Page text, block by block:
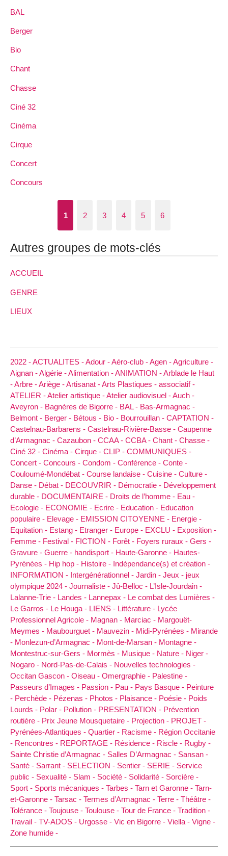
BAL
Berger
Bio
Chant
Chasse
Ciné 32
Cinéma
Cirque
Concert
Concours
1 2 3 4 5 6
Autres groupes de mots-clés
ACCUEIL
GENRE
LIEUX
2022 -ACTUALITES -Adour -Aéro-club -Agen -Agriculture -
Aignan -Algérie -Alimentation -ANIMATION -Arblade le Haut
-Arbre -Ariège -Artisanat -Arts Plastiques - associatif -
ATELIER -Atelier artistique -Atelier audiovisuel -Auch -
Aveyron - Bagnères de Bigorre - BAL - Bas-Armagnac -
Belmont - Berger - Bétous - Bio - Bourrouillan - CAPTATION -
Castelnau-Barbarens - Castelnau-Rivière-Basse - Caupenne
d’Armagnac - Cazaubon - CCAA - CCBA - Chant - Chasse -
Ciné 32 - Cinéma - Cirque - CLIP - COMMUNIQUES -
Concert - Concours - Condom - Conférence - Conte -
Couloumé-Mondébat - Course landaise - Cuisine - Culture -
Danse - Débat - DECOUVRIR - Démocratie - Développement
durable - DOCUMENTAIRE - Droits de l’homme - Eau -
Ecologie - ECONOMIE - Ecrire - Education - Education
populaire - Elevage - EMISSION CITOYENNE - Energie -
Equitation - Estang - Etranger - Europe - EXCLU - Exposition -
Femme - Festival - FICTION - Forêt - Foyers ruraux - Gers -
Gravure - Guerre - handisport - Haute-Garonne - Hautes-
Pyrénées - Hip hop - Histoire - Indépendance(s) et création -
INFORMATION - Intergénérationnel - Jardin - Jeux - jeux
olympique 2024 - Journaliste - Jû-Belloc - L’Isle-Jourdain -
Lalanne-Trie - Landes - Lannepax - Le combat des Lumières -
Le Garros - Le Houga - LIENS - Littérature - Lycée
Professionnel Agricole - Magnan - Marciac - Margouët-
Meymes - Maubourguet - Mauvezin - Midi-Pyrénées - Mirande
- Monlezun-d’Armagnac - Mont-de-Marsan - Montagne -
Montestruc-sur-Gers - Mormès - Musique - Nature - Niger -
Nogaro - Nord-Pas-de-Calais - Nouvelles technologies -
Occitan Gascon - Oiseau - Omergraphie - Palestine -
Passeurs d’Images - Passion - Pau - Pays Basque - Peinture
- Perchède - Pézenas - Photos - Plaisance - Poésie - Poids
Lourds - Polar - Pollution - PRESENTATION - Prévention
routière - Prix Jeune Mousquetaire - Projection - PROJET -
Pyrénées-Atlantiques - Quartier - Racisme - Région Occitanie
- Rencontres - REPORTAGE - Résidence - Riscle - Rugby -
Sainte Christie d’Armagnac - Salles D’Armagnac - Sansan -
Santé - Sarrant - SELECTION - Sentier - SERIE - Service
public - Sexualité - Slam - Société - Solidarité - Sorcière -
Sport - Sports mécaniques - Tarbes - Tarn et Garonne - Tarn-
et-Garonne - Tarsac - Termes d’Armagnac - Terre - Théâtre -
Tolérance - Toujouse - Toulouse - Tour de France - Tradition -
Travail - TV-ADOS - Urgosse - Vic en Bigorre - Viella - Vigne -
Zone humide -